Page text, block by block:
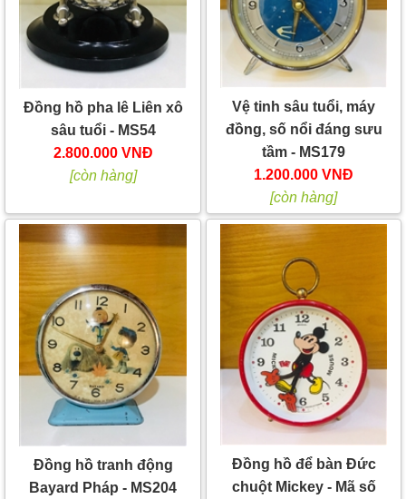
Đồng hồ pha lê Liên xô
sâu tuổi - MS54
2.800.000 VNĐ
[còn hàng]
Vệ tinh sâu tuổi, máy
đồng, số nổi đáng sưu
tầm - MS179
1.200.000 VNĐ
[còn hàng]
Đồng hồ tranh động
Bayard Pháp - MS204
Đồng hồ để bàn Đức
chuột Mickey - Mã số